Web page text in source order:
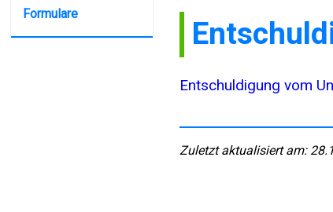
Formulare
Entschuldigung vom
Zuletzt aktualisiert am: